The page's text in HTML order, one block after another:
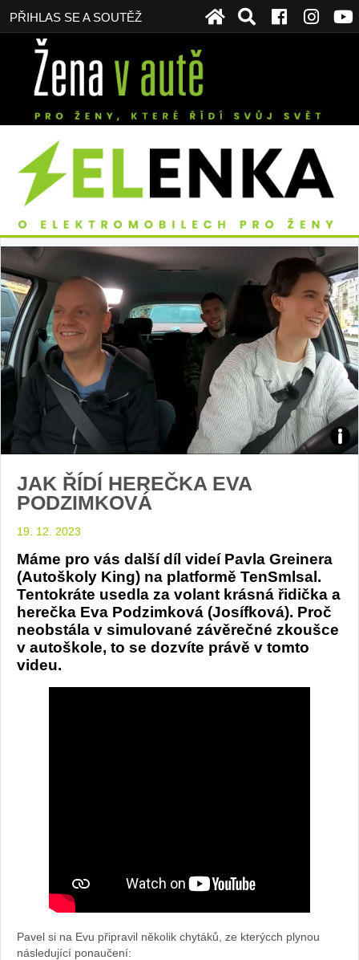
PŘIHLAS SE A SOUTĚŽ
Eva
JAK ŘÍDÍ HEREČKA EVA
PODZIMKOVÁ
19. 12. 2023
Máme pro vás další díl videí Pavla Greinera
(Autoškoly King) na platformě TenSmlsal.
Tentokráte usedla za volant krásná řidička a
herečka Eva Podzimková (Josífková). Proč
neobstála v simulované závěrečné zkoušce
v autoškole, to se dozvíte právě v tomto
videu.
Pavel si na Evu připravil několik chytáků, ze kterýcch plynou
následující ponaučení: